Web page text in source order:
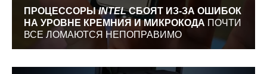
ПРОЦЕССОРЫINTELСБОЯТ ИЗ-ЗА ОШИБОК
НА УРОВНЕ КРЕМНИЯ И МИКРОКОДА ПОЧТИ
ВСЕ ЛОМАЮТСЯ НЕПОПРАВИМО